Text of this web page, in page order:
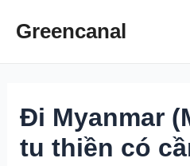
Greencanal
Đi Myanmar
tu thiền có